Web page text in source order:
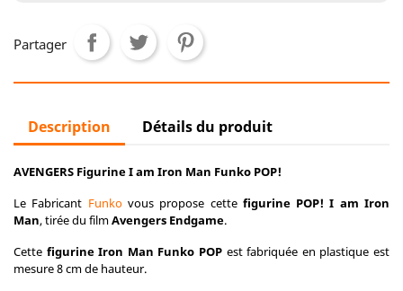
Partager
Description Détails du produit
AVENGERS Figurine I am Iron Man Funko POP!
Le Fabricant Funkovous propose cette figurine POP! I am Iron
Man, tirée du filmAvengers Endgame.
Cette figurine Iron Man Funko POP est fabriquée en plastique est
mesure 8 cm de hauteur.